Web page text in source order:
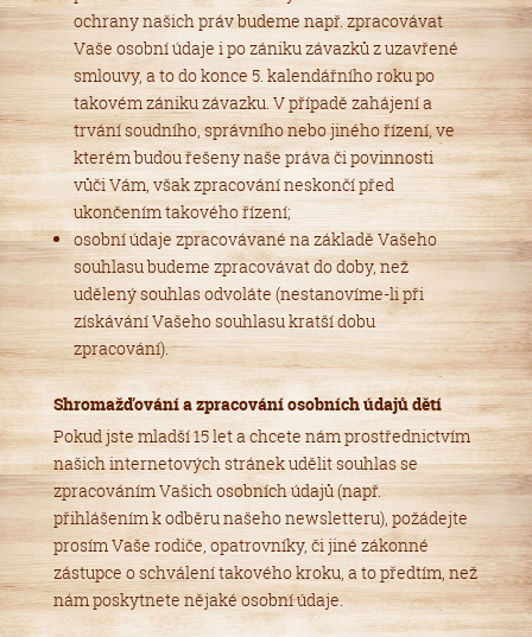
ochrany našich práv budeme např. zpracovávat
Vaše osobní údaje i po zániku závazků z uzavřené
smlouvy, a to do konce 5. kalendářního roku po
takovém zániku závazku. V případě zahájení a
trvání soudního, správního nebo jiného řízení, ve
kterém budou řešeny naše práva či povinnosti
vůči Vám, však zpracování neskončí před
ukončením takového řízení;
osobní údaje zpracovávané na základě Vašeho
souhlasu budeme zpracovávat do doby, než
udělený souhlas odvoláte (nestanovíme-li při
získávání Vašeho souhlasu kratší dobu
zpracování).
Shromažďování a zpracování osobních údajů dětí
Pokud jste mladší 15 let a chcete nám prostřednictvím
našich internetových stránek udělit souhlas se
zpracováním Vašich osobních údajů (např.
přihlášením k odběru našeho newsletteru), požádejte
prosím Vaše rodiče, opatrovníky, či jiné zákonné
zástupce o schválení takového kroku, a to předtím, než
nám poskytnete nějaké osobní údaje.